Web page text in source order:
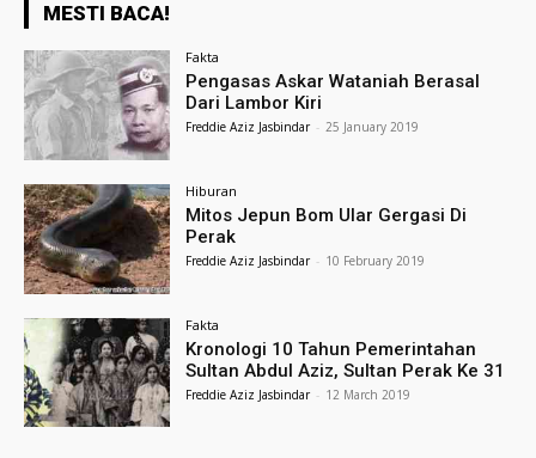
MESTI BACA!
Fakta
Pengasas Askar Wataniah Berasal
Dari Lambor Kiri
Freddie Aziz Jasbindar - 25 January 2019
Hiburan
Mitos Jepun Bom Ular Gergasi Di
Perak
Freddie Aziz Jasbindar - 10 February 2019
Fakta
Kronologi 10 Tahun Pemerintahan
Sultan Abdul Aziz, Sultan Perak Ke 31
Freddie Aziz Jasbindar - 12 March 2019